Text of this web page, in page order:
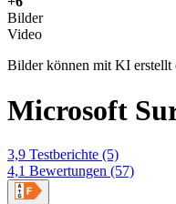
Bilder
Video
Bilder können mit KI erstellt
Microsoft
3,9 Testberichte (5)
4,1 Bewertungen (57)